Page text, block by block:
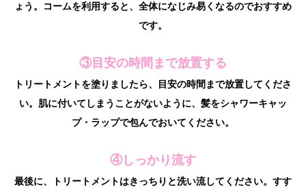
ょう。コームを利用すると、全体になじみ易くなるのでおすすめ
です。
③目安の時間まで放置する
トリートメントを塗りましたら、目安の時間まで放置してくださ
い。肌に付いてしまうことがないように、髪をシャワーキャッ
プ・ラップで包んでおいてください。
④しっかり流す
最後に、トリートメントはきっちりと洗い流してください。すす